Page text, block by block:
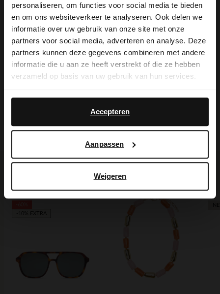
personaliseren, om functies voor social media te bieden
en om ons websiteverkeer te analyseren. Ook delen we
informatie over uw gebruik van onze site met onze
partners voor social media, adverteren en analyse. Deze
partners kunnen deze gegevens combineren met andere
informatie die u aan ze heeft verstrekt of die ze hebben
verzameld op basis van uw gebruik van hun services.
Accepteren
Aanpassen
Weigeren
Ich suche es für Sie
der Pantoletten ist 2 cm hoch. Als
Lederpflege empfehlen wir das
transparente Veloursleder-/Nubuk-Spray.
Lieferung & Rücksendung
×
View this website in English?
It looks like your language isn't Dutch. Would
you like to switch to English?
English